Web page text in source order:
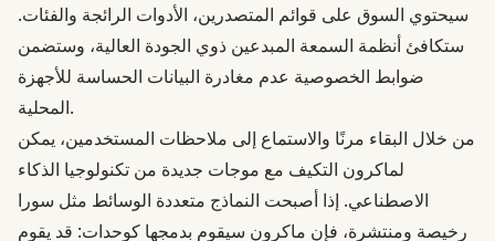
سيحتوي السوق على قوائم المتصدرين، الأدوات الرائجة والفئات.
ستكافئ أنظمة السمعة المبدعين ذوي الجودة العالية، وستضمن
ضوابط الخصوصية عدم مغادرة البيانات الحساسة للأجهزة
المحلية.
من خلال البقاء مرنًا والاستماع إلى ملاحظات المستخدمين، يمكن
لماكرون التكيف مع موجات جديدة من تكنولوجيا الذكاء
الاصطناعي. إذا أصبحت النماذج متعددة الوسائط مثل سورا
رخيصة ومنتشرة، فإن ماكرون سيقوم بدمجها كوحدات: قد يقوم